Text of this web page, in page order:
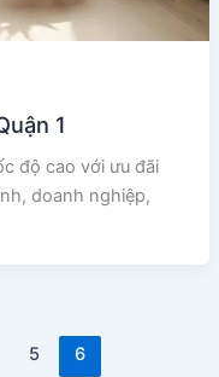
1
độ cao với ưu đãi
doanh nghiệp,
5 6